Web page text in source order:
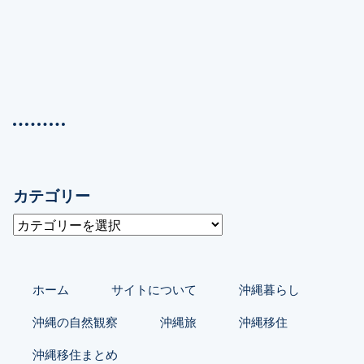
カテゴリー
カ
テ
ホーム サイトについて
沖縄暮らし
沖縄の自然観察
沖縄旅
沖縄移住
沖縄移住まとめ